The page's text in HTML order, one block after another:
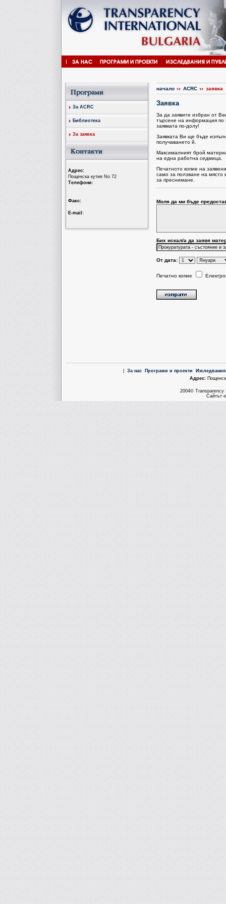
За ACRC
Библиотека
За заявка
Aдрес:
Пощенска кутия No 72
Tелефони:
Факс:
Е-mail:
начало ACRC заявка
Заявка
За да заявите избран от
търсене на информация по
заявката по-долу!
Заявката Ви ще бъде
получаването й.
Максималният брой
на една работна седмица.
Печатното копие на
само за ползване на място
за преснимане.
Моля да ми бъде
Бих искал/a да заявя
От дата:
Печатно копие
За нас Програми и проекти
Aдрес:
2004© Transparency
Сайтът